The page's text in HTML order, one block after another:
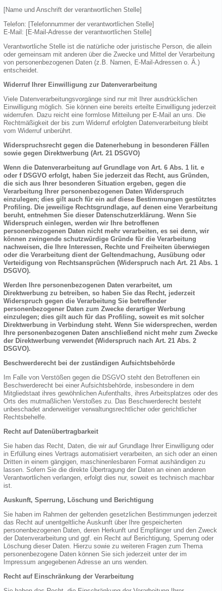
[Name und Anschrift der verantwortlichen Stelle]
Telefon: [Telefonnummer der verantwortlichen Stelle]
E-Mail: [E-Mail-Adresse der verantwortlichen Stelle]
Verantwortliche Stelle ist die natürliche oder juristische Person, die allein
oder gemeinsam mit anderen über die Zwecke und Mittel der Verarbeitung
von personenbezogenen Daten (z.B. Namen, E-Mail-Adressen o. Ä.)
entscheidet.
Widerruf Ihrer Einwilligung zur Datenverarbeitung
Viele Datenverarbeitungsvorgänge sind nur mit Ihrer ausdrücklichen
Einwilligung möglich. Sie können eine bereits erteilte Einwilligung jederzeit
widerrufen. Dazu reicht eine formlose Mitteilung per E-Mail an uns. Die
Rechtmäßigkeit der bis zum Widerruf erfolgten Datenverarbeitung bleibt
vom Widerruf unberührt.
Widerspruchsrecht gegen die Datenerhebung in besonderen Fällen
sowie gegen Direktwerbung (Art. 21 DSGVO)
Wenn die Datenverarbeitung auf Grundlage von Art. 6 Abs. 1 lit. e
oder f DSGVO erfolgt, haben Sie jederzeit das Recht, aus Gründen,
die sich aus Ihrer besonderen Situation ergeben, gegen die
Verarbeitung Ihrer personenbezogenen Daten Widerspruch
einzulegen; dies gilt auch für ein auf diese Bestimmungen gestütztes
Profiling. Die jeweilige Rechtsgrundlage, auf denen eine Verarbeitung
beruht, entnehmen Sie dieser Datenschutzerklärung. Wenn Sie
Widerspruch einlegen, werden wir Ihre betroffenen
personenbezogenen Daten nicht mehr verarbeiten, es sei denn, wir
können zwingende schutzwürdige Gründe für die Verarbeitung
nachweisen, die Ihre Interessen, Rechte und Freiheiten überwiegen
oder die Verarbeitung dient der Geltendmachung, Ausübung oder
Verteidigung von Rechtsansprüchen (Widerspruch nach Art. 21 Abs. 1
DSGVO).
Werden Ihre personenbezogenen Daten verarbeitet, um
Direktwerbung zu betreiben, so haben Sie das Recht, jederzeit
Widerspruch gegen die Verarbeitung Sie betreffender
personenbezogener Daten zum Zwecke derartiger Werbung
einzulegen; dies gilt auch für das Profiling, soweit es mit solcher
Direktwerbung in Verbindung steht. Wenn Sie widersprechen, werden
Ihre personenbezogenen Daten anschließend nicht mehr zum Zwecke
der Direktwerbung verwendet (Widerspruch nach Art. 21 Abs. 2
DSGVO).
Beschwerderecht bei der zuständigen Aufsichtsbehörde
Im Falle von Verstößen gegen die DSGVO steht den Betroffenen ein
Beschwerderecht bei einer Aufsichtsbehörde, insbesondere in dem
Mitgliedstaat ihres gewöhnlichen Aufenthalts, ihres Arbeitsplatzes oder des
Orts des mutmaßlichen Verstoßes zu. Das Beschwerderecht besteht
unbeschadet anderweitiger verwaltungsrechtlicher oder gerichtlicher
Rechtsbehelfe.
Recht auf Datenübertragbarkeit
Sie haben das Recht, Daten, die wir auf Grundlage Ihrer Einwilligung oder
in Erfüllung eines Vertrags automatisiert verarbeiten, an sich oder an einen
Dritten in einem gängigen, maschinenlesbaren Format aushändigen zu
lassen. Sofern Sie die direkte Übertragung der Daten an einen anderen
Verantwortlichen verlangen, erfolgt dies nur, soweit es technisch machbar
ist.
Auskunft, Sperrung, Löschung und Berichtigung
Sie haben im Rahmen der geltenden gesetzlichen Bestimmungen jederzeit
das Recht auf unentgeltliche Auskunft über Ihre gespeicherten
personenbezogenen Daten, deren Herkunft und Empfänger und den Zweck
der Datenverarbeitung und ggf. ein Recht auf Berichtigung, Sperrung oder
Löschung dieser Daten. Hierzu sowie zu weiteren Fragen zum Thema
personenbezogene Daten können Sie sich jederzeit unter der im
Impressum angegebenen Adresse an uns wenden.
Recht auf Einschränkung der Verarbeitung